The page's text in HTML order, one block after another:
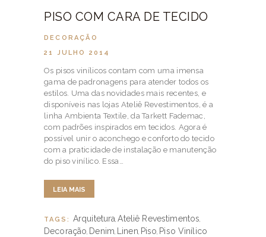
PISO COM CARA DE TECIDO
DECORAÇÃO
21 JULHO 2014
Os pisos vinílicos contam com uma imensa
gama de padronagens para atender todos os
estilos. Uma das novidades mais recentes, e
disponíveis nas lojas Ateliê Revestimentos, é a
linha Ambienta Textile, da Tarkett Fademac,
com padrões inspirados em tecidos. Agora é
possível unir o aconchego e conforto do tecido
com a praticidade de instalação e manutenção
do piso vinílico. Essa…
LEIA MAIS
TAGS: Arquitetura,Ateliê Revestimentos,
Decoração, Denim, Linen, Piso, Piso Vinílico